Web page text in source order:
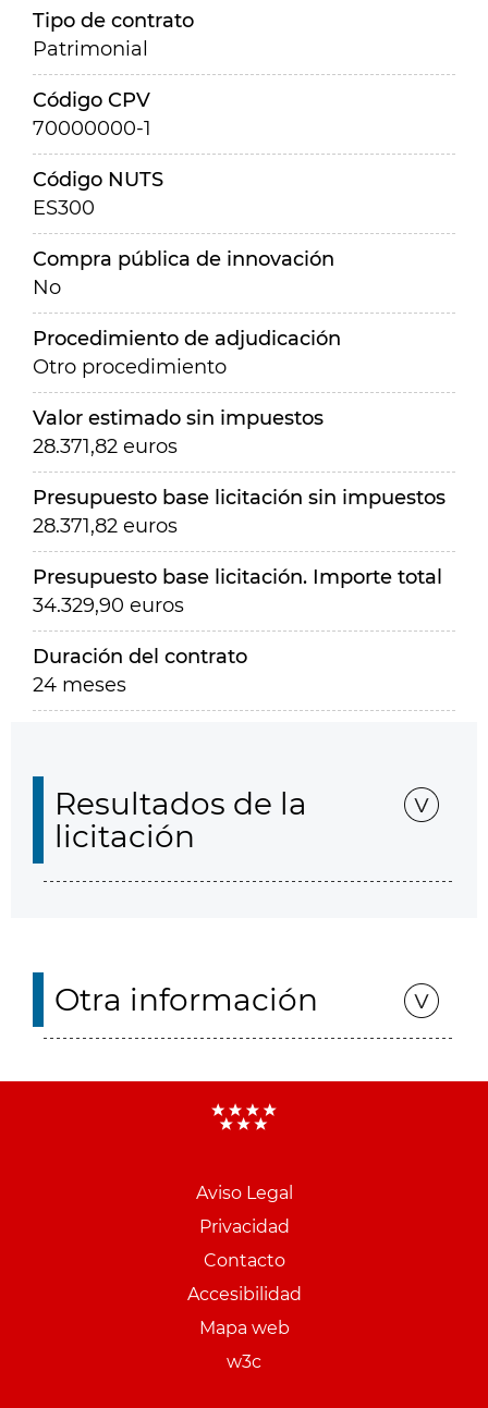
Tipo de contrato
Patrimonial
Código CPV
70000000-1
Código NUTS
ES300
Compra pública de innovación
No
Procedimiento de adjudicación
Otro procedimiento
Valor estimado sin impuestos
28.371,82 euros
Presupuesto base licitación sin impuestos
28.371,82 euros
Presupuesto base licitación. Importe total
34.329,90 euros
Duración del contrato
24 meses
Resultados de la
licitación
Otra información
Aviso Legal
Privacidad
Contacto
Accesibilidad
Mapa web
w3c